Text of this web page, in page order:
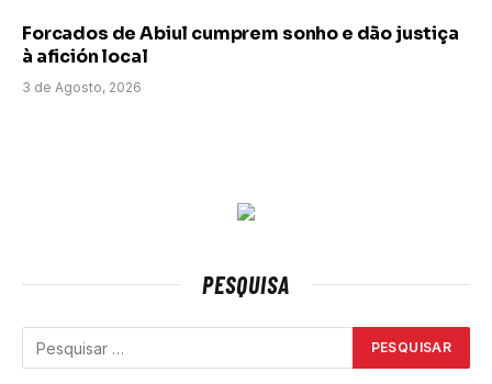
Forcados de Abiul cumprem sonho e dão justiça
à afición local
3 de Agosto, 2026
PESQUISA